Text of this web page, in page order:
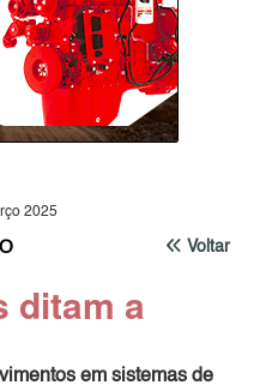
2025
Voltar
ditam a
em sistemas de